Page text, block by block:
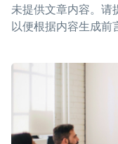
未提供文章内容。请
以便根据内容生成前